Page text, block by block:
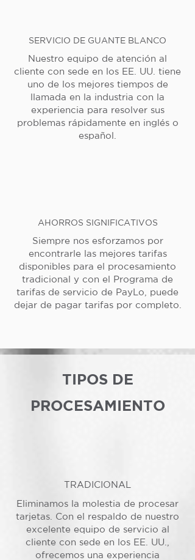
SERVICIO DE GUANTE BLANCO
Nuestro equipo de atención al
cliente con sede en los EE. UU. tiene
uno de los mejores tiempos de
llamada en la industria con la
experiencia para resolver sus
problemas rápidamente en inglés o
español.
AHORROS SIGNIFICATIVOS
Siempre nos esforzamos por
encontrarle las mejores tarifas
disponibles para el procesamiento
tradicional y con el Programa de
tarifas de servicio de PayLo, puede
dejar de pagar tarifas por completo.
TIPOS DE
PROCESAMIENTO
TRADICIONAL
Eliminamos la molestia de procesar
tarjetas. Con el respaldo de nuestro
excelente equipo de servicio al
cliente con sede en los EE. UU.,
ofrecemos una experiencia